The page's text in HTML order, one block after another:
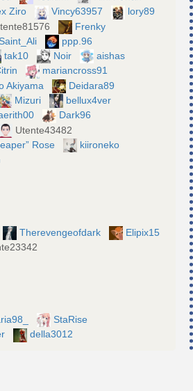
Ziro Vincy63957
lory89
Frenky
Saint_Ali
ppp.96
tak10 Noir
aishas
mariancross91
Akiyama
Deidara89
Mizuri
bellux4ver
Dark96
Utente43482
Rose
kiironeko
Therevengeofdark
Elipix15
StaRise
della3012